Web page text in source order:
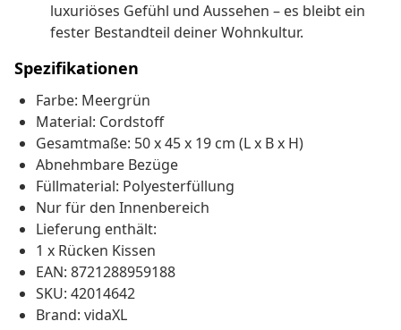
luxuriöses Gefühl und Aussehen – es bleibt ein
fester Bestandteil deiner Wohnkultur.
Spezifikationen
Farbe: Meergrün
Material: Cordstoff
Gesamtmaße: 50 x 45 x 19 cm (L x B x H)
Abnehmbare Bezüge
Füllmaterial: Polyesterfüllung
Nur für den Innenbereich
Lieferung enthält:
1 x Rücken Kissen
EAN: 8721288959188
SKU: 42014642
Brand: vidaXL